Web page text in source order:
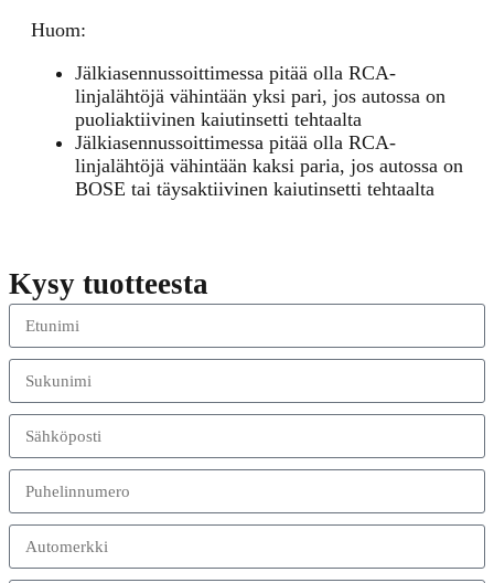
Huom:
Jälkiasennussoittimessa pitää olla RCA-
linjalähtöjä vähintään yksi pari, jos autossa on
puoliaktiivinen kaiutinsetti tehtaalta
Jälkiasennussoittimessa pitää olla RCA-
linjalähtöjä vähintään kaksi paria, jos autossa on
BOSE tai täysaktiivinen kaiutinsetti tehtaalta
Kysy tuotteesta